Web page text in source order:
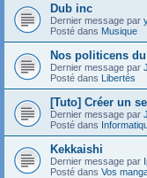
Dub inc
Dernier message par
Posté dans Musique
Nos politicens du
Dernier message par
Posté dans Libertés
[Tuto] Créer un
Dernier message par
Posté dans
Kekkaishi
Dernier message par
Posté dans Vos